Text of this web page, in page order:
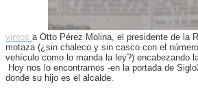
vimos a Otto Pérez Molina, el presidente de la
motaza (¿sin chaleco y sin casco con el
vehículo como lo manda la ley?) encabezando
Hoy nos lo encontramos -en la portada de
donde su hijo es el alcalde.